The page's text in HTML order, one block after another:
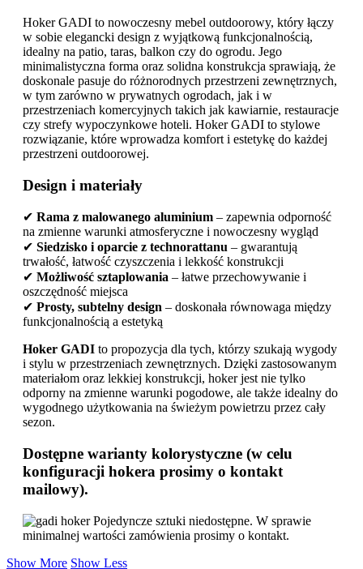
Hoker GADI to nowoczesny mebel outdoorowy, który łączy
w sobie elegancki design z wyjątkową funkcjonalnością,
idealny na patio, taras, balkon czy do ogrodu. Jego
minimalistyczna forma oraz solidna konstrukcja sprawiają, że
doskonale pasuje do różnorodnych przestrzeni zewnętrznych,
w tym zarówno w prywatnych ogrodach, jak i w
przestrzeniach komercyjnych takich jak kawiarnie, restauracje
czy strefy wypoczynkowe hoteli. Hoker GADI to stylowe
rozwiązanie, które wprowadza komfort i estetykę do każdej
przestrzeni outdoorowej.
Design i materiały
✔ Rama z malowanego aluminium – zapewnia odporność
na zmienne warunki atmosferyczne i nowoczesny wygląd
✔ Siedzisko i oparcie z technorattanu – gwarantują
trwałość, łatwość czyszczenia i lekkość konstrukcji
✔ Możliwość sztaplowania – łatwe przechowywanie i
oszczędność miejsca
✔ Prosty, subtelny design – doskonała równowaga między
funkcjonalnością a estetyką
Hoker GADI to propozycja dla tych, którzy szukają wygody
i stylu w przestrzeniach zewnętrznych. Dzięki zastosowanym
materiałom oraz lekkiej konstrukcji, hoker jest nie tylko
odporny na zmienne warunki pogodowe, ale także idealny do
wygodnego użytkowania na świeżym powietrzu przez cały
sezon.
Dostępne warianty kolorystyczne (w celu
konfiguracji hokera prosimy o kontakt
mailowy).
Show More Show Less